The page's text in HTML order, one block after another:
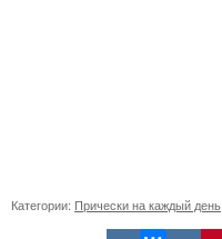
Категории: Прически на каждый день